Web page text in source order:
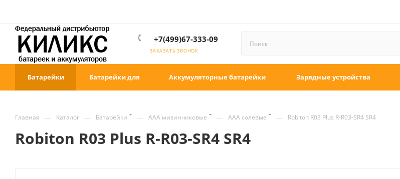
+7(499)67-333-09
ЗАКАЗАТЬ ЗВОНОК
Батарейки Батарейки для Аккумуляторные батарейки Зарядные устройства
Главная — Каталог — Батарейки — ААА мизинчиковые — ААА солевые — Robiton R03 Plus R-R03-SR4 SR4
Robiton R03 Plus R-R03-SR4 SR4